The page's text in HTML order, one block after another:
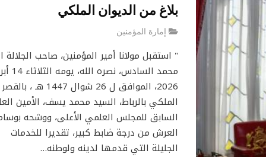
بلاغ من الديوان الملكي
إمارة المؤمنين
" استقبل مولانا أمير المؤمنين، صاحب الجلالة
محمد السادس،
2026، الموافق ل 26 شوال 1447 هـ ، بالقصر
الملكي بالرباط، السيد محمد يسف، الأمين
السابق للمجلس العلمي الأعلى، ووشحه
العرش من درجة ضابط كبير، تقديرا للخدمات
الجليلة التي قدمها لدينه ولوطنه…